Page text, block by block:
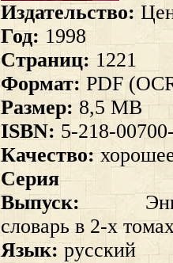
Издательство:
Год: 1998
Страниц:1221
Формат: PDF
Размер: 8,5 MB
ISBN: 5-218-
Качество:
Выпуск:
словарь в 2-х
Язык: русский